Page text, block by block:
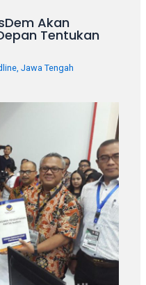
Akan
Tentukan
,Jawa Tengah
NasDem Daftar